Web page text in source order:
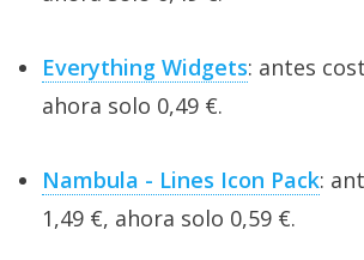
Everything Widgets: antes
ahora solo 0,49 €.
Nambula - Lines Icon Pack:
1,49 €, ahora solo 0,59 €.